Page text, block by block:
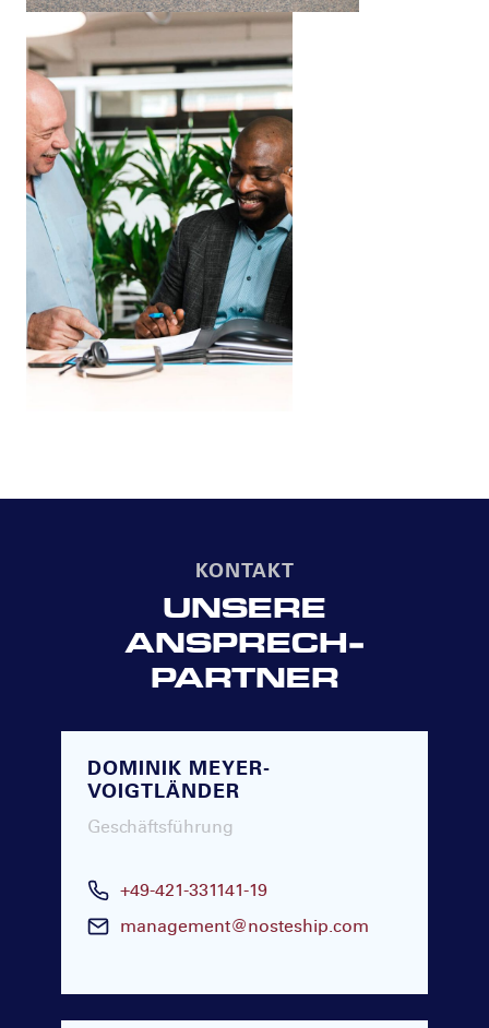
KONTAKT
UNSERE
ANSPRECH­
PARTNER
DOMINIK MEYER-
VOIGTLÄNDER
Geschäftsführung
+49-421-331141-19
management@nosteship.com